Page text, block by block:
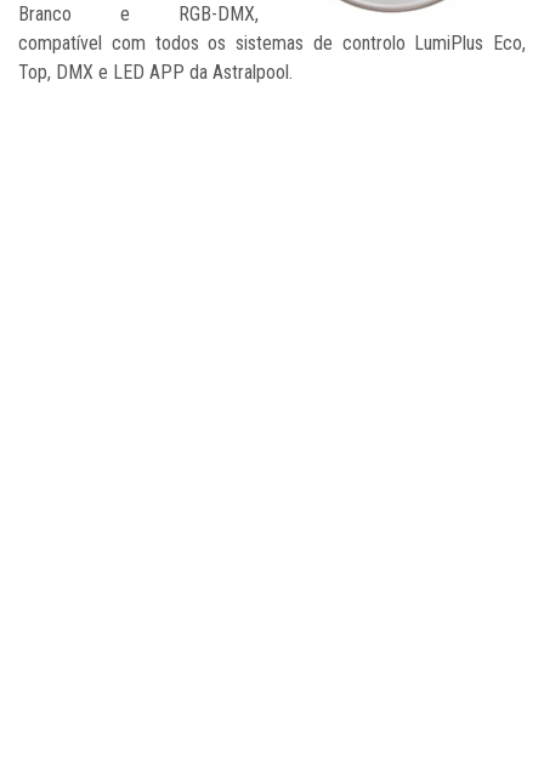
Branco e RGB-DMX,
compatível com todos os sistemas de controlo LumiPlus Eco,
Top, DMX e LED APP da Astralpool.